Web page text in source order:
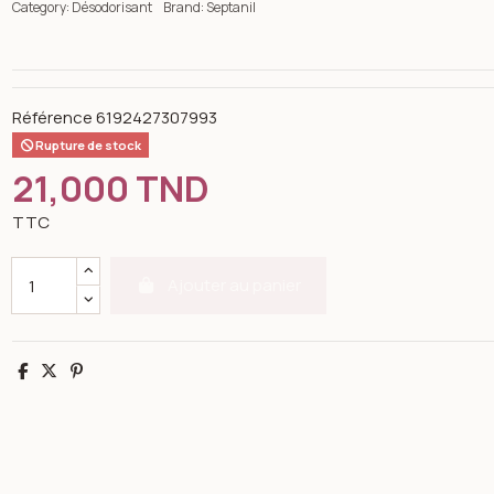
Category: Désodorisant Brand: Septanil
Référence 6192427307993
Rupture de stock
21,000 TND
TTC
Partager
TweetPinterest